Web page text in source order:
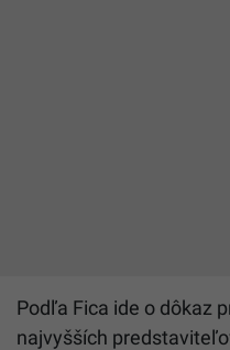
Podľa Fica ide o dôkaz
najvyšších